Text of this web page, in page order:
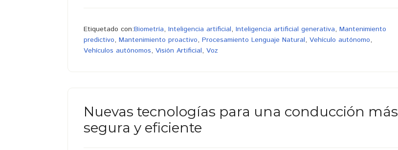
Etiquetado con:Biometría, Inteligencia artificial, Inteligencia artificial generativa, Mantenimiento
predictivo, Mantenimiento proactivo, Procesamiento Lenguaje Natural, Vehículo autónomo,
Vehículos autónomos, Visión Artificial, Voz
Nuevas tecnologías para una conducción más
segura y eficiente